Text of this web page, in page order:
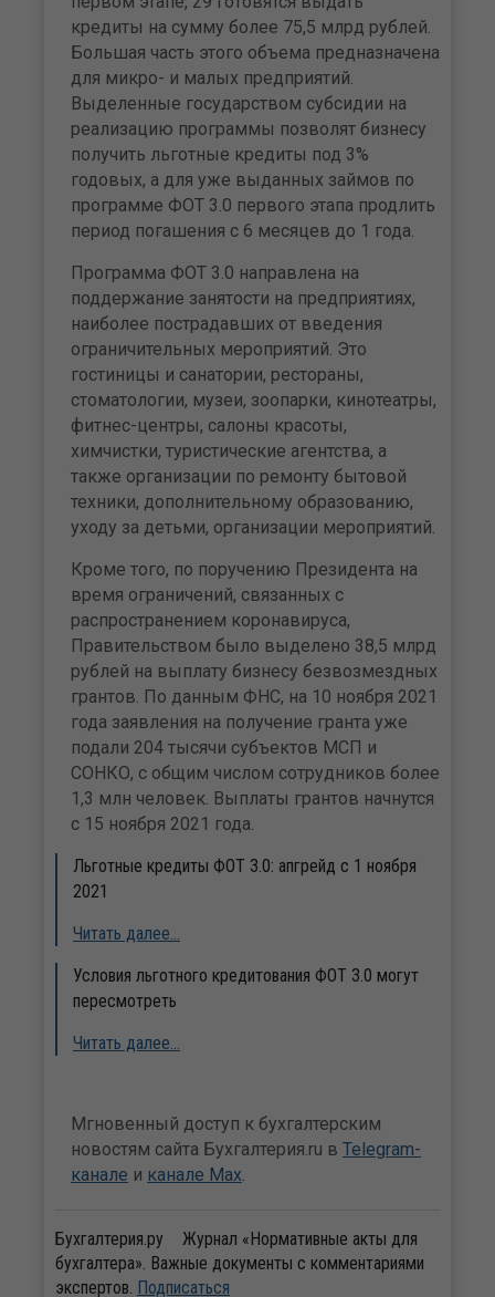
кредиты на сумму более 75,5 млрд рублей.
Большая часть этого объема предназначена
для микро- и малых предприятий.
Выделенные государством субсидии на
реализацию программы позволят бизнесу
получить льготные кредиты под 3%
годовых, а для уже выданных займов по
программе ФОТ 3.0 первого этапа продлить
период погашения с 6 месяцев до 1 года.
Программа ФОТ 3.0 направлена на
поддержание занятости на предприятиях,
наиболее пострадавших от введения
ограничительных мероприятий. Это
гостиницы и санатории, рестораны,
стоматологии, музеи, зоопарки, кинотеатры,
фитнес-центры, салоны красоты,
химчистки, туристические агентства, а
также организации по ремонту бытовой
техники, дополнительному образованию,
уходу за детьми, организации мероприятий.
Кроме того, по поручению Президента на
время ограничений, связанных с
распространением коронавируса,
Правительством было выделено 38,5 млрд
рублей на выплату бизнесу безвозмездных
грантов. По данным ФНС, на 10 ноября 2021
года заявления на получение гранта уже
подали 204 тысячи субъектов МСП и
СОНКО, с общим числом сотрудников более
1,3 млн человек. Выплаты грантов начнутся
с 15 ноября 2021 года.
Льготные кредиты ФОТ 3.0: апгрейд с 1 ноября
2021
Читать далее…
Условия льготного кредитования ФОТ 3.0 могут
пересмотреть
Читать далее…
Мгновенный доступ к бухгалтерским
новостям сайта Бухгалтерия.ru в Telegram-
канале и канале Max.
Бухгалтерия.ру
Журнал «Нормативные акты для
бухгалтера». Важные документы с комментариями
экспертов. Подписаться